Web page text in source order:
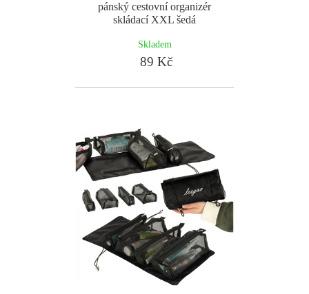
pánský cestovní organizér
skládací XXL šedá
Skladem
89 Kč